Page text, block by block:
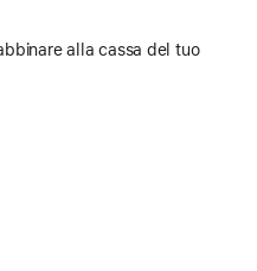
alla cassa del tuo